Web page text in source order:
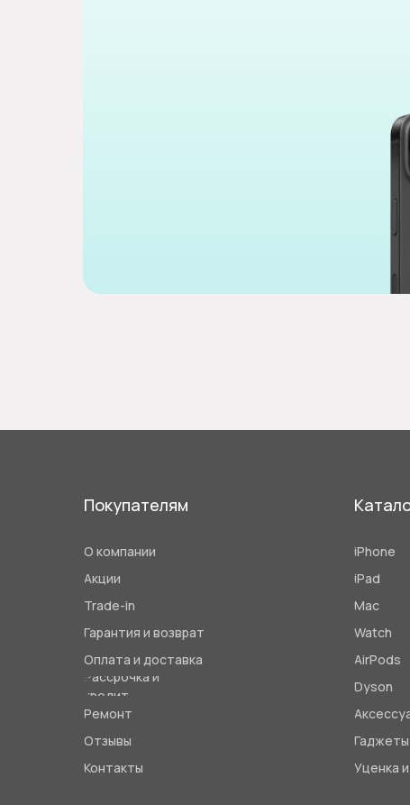
О компании
Акции
Trade-in
Гарантия и возврат
Оплата и доставка
Рассрочка и
кредит
Ремонт
Отзывы
Контакты
Покупателям
iPhone
iPad
Mac
Watch
AirPods
Гаджеты
Уценка
Dyson